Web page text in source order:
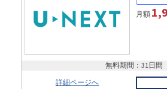
月額
無料期間：31日間
詳細ページへ